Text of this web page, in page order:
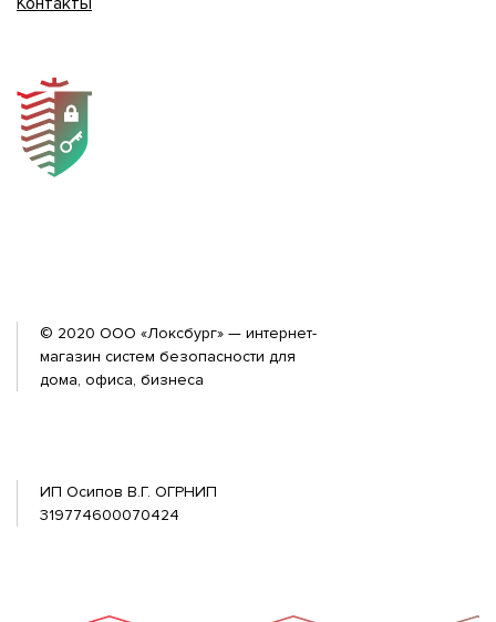
© 2020 ООО «Локсбург» — интернет-
магазин систем безопасности для
дома, офиса, бизнеса
ИП Осипов В.Г. ОГРНИП
319774600070424